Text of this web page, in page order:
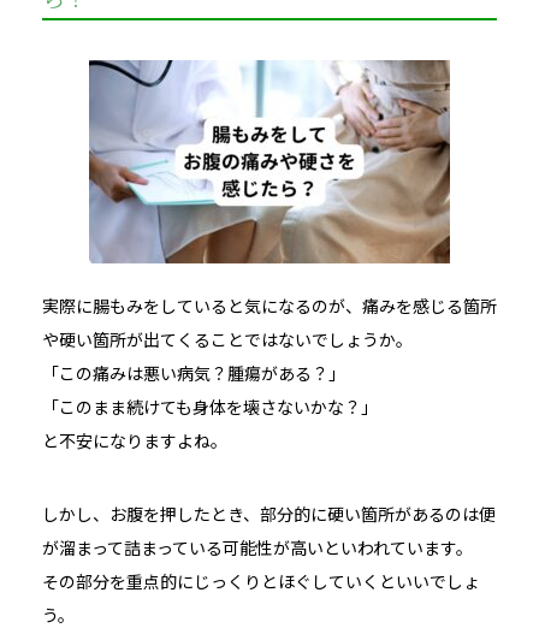
実際に腸もみをしていると気になるのが、痛みを感じる箇所
や硬い箇所が出てくることではないでしょうか。
「この痛みは悪い病気？腫瘍がある？」
「このまま続けても身体を壊さないかな？」
と不安になりますよね。
しかし、お腹を押したとき、部分的に硬い箇所があるのは便
が溜まって詰まっている可能性が高いといわれています。
その部分を重点的にじっくりとほぐしていくといいでしょ
う。